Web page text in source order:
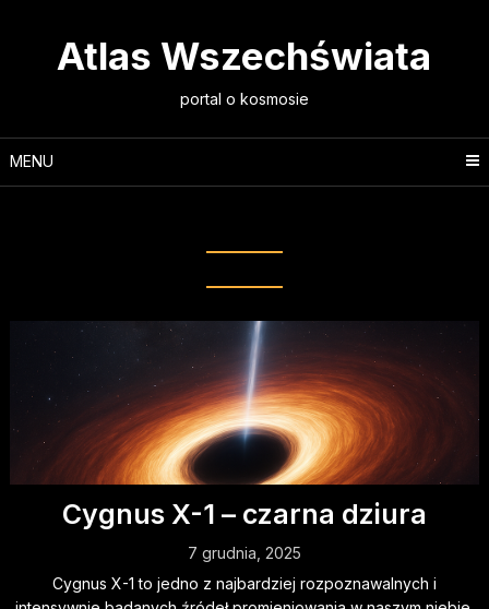
Atlas Wszechświata
portal o kosmosie
MENU
Cygnus X-1 – czarna dziura
7 grudnia, 2025
Cygnus X-1 to jedno z najbardziej rozpoznawalnych i